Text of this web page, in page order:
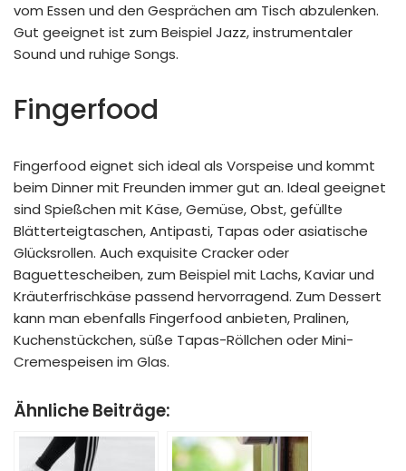
vom Essen und den Gesprächen am Tisch abzulenken.
Gut geeignet ist zum Beispiel Jazz, instrumentaler
Sound und ruhige Songs.
Fingerfood
Fingerfood eignet sich ideal als Vorspeise und kommt
beim Dinner mit Freunden immer gut an. Ideal geeignet
sind Spießchen mit Käse, Gemüse, Obst, gefüllte
Blätterteigtaschen, Antipasti, Tapas oder asiatische
Glücksrollen. Auch exquisite Cracker oder
Baguettescheiben, zum Beispiel mit Lachs, Kaviar und
Kräuterfrischkäse passend hervorragend. Zum Dessert
kann man ebenfalls Fingerfood anbieten, Pralinen,
Kuchenstückchen, süße Tapas-Röllchen oder Mini-
Cremespeisen im Glas.
Ähnliche Beiträge: